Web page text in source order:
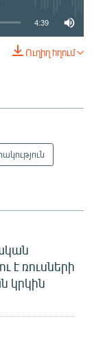
4:39
Ուղիղ հղում
է ռուսների
կրկին